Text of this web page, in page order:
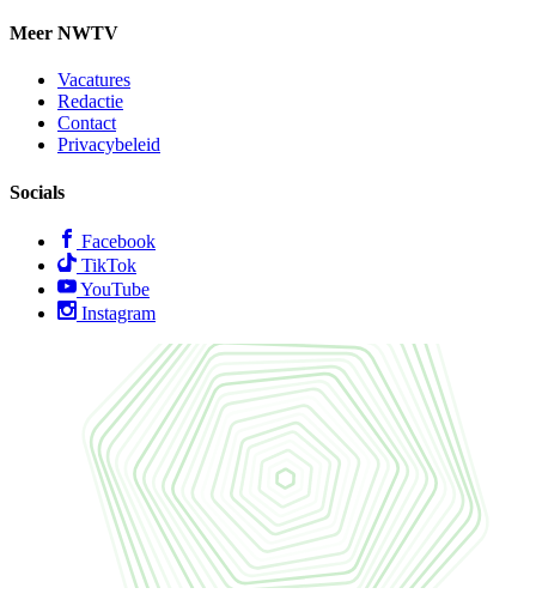
Meer NWTV
Vacatures
Redactie
Contact
Privacybeleid
Socials
Facebook
TikTok
YouTube
Instagram